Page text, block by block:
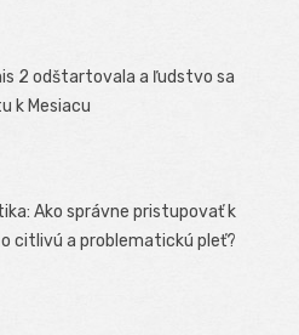
2 odštartovala a ľudstvo sa
k Mesiacu
Ako správne pristupovať k
citlivú a problematickú pleť?